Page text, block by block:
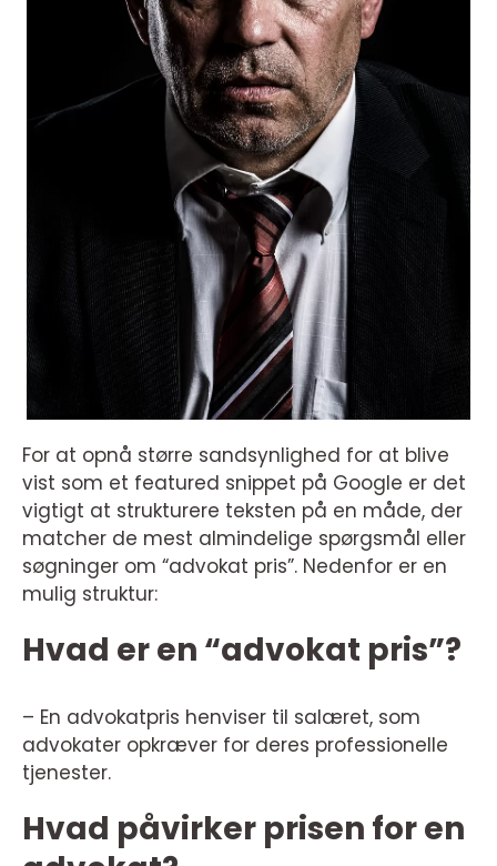
For at opnå større sandsynlighed for at blive
vist som et featured snippet på Google er det
vigtigt at strukturere teksten på en måde, der
matcher de mest almindelige spørgsmål eller
søgninger om “advokat pris”. Nedenfor er en
mulig struktur:
Hvad er en “advokat pris”?
– En advokatpris henviser til salæret, som
advokater opkræver for deres professionelle
tjenester.
Hvad påvirker prisen for en